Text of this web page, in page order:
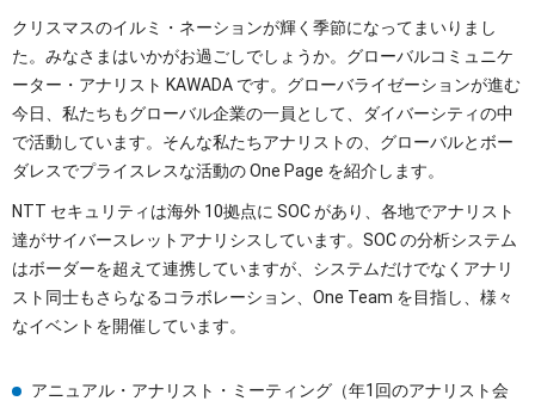
クリスマスのイルミ・ネーションが輝く季節になってまいりまし
た。みなさまはいかがお過ごしでしょうか。グローバルコミュニケ
ーター・アナリスト KAWADA です。グローバライゼーションが進む
今日、私たちもグローバル企業の一員として、ダイバーシティの中
で活動しています。そんな私たちアナリストの、グローバルとボー
ダレスでプライスレスな活動の One Page を紹介します。
NTT セキュリティは海外 10拠点に SOC があり、各地でアナリスト
達がサイバースレットアナリシスしています。SOC の分析システム
はボーダーを超えて連携していますが、システムだけでなくアナリ
スト同士もさらなるコラボレーション、One Team を目指し、様々
なイベントを開催しています。
アニュアル・アナリスト・ミーティング（年1回のアナリスト会